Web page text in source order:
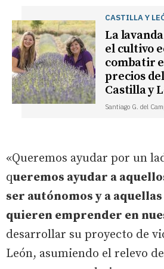
CASTILLA Y
La
el cultivo
combatir
precios
Castilla y
Santiago G. del
«Queremos ayudar por un
queremos ayudar a
ser autónomos y a
quieren emprender en
desarrollar su proyecto de
León, asumiendo el relevo